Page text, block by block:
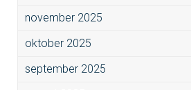
november 2025
oktober 2025
september 2025